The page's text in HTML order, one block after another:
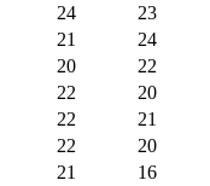
24 23
21 24
20 22
22 20
22 21
22 20
21 16